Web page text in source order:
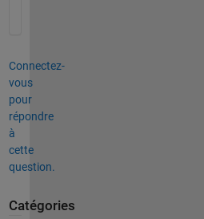
Connectez-
vous
pour
répondre
à
cette
question.
Catégories